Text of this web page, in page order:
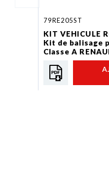
79RE205ST
KIT VEHICULE
Kit de balisage
Classe A